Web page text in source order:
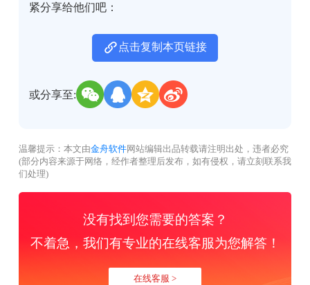
紧分享给他们吧：
点击复制本页链接
或分享至:
温馨提示：本文由金舟软件网站编辑出品转载请注明出处，违者必究
(部分内容来源于网络，经作者整理后发布，如有侵权，请立刻联系我
们处理)
没有找到您需要的答案？
不着急，我们有专业的在线客服为您解答！
在线客服 >